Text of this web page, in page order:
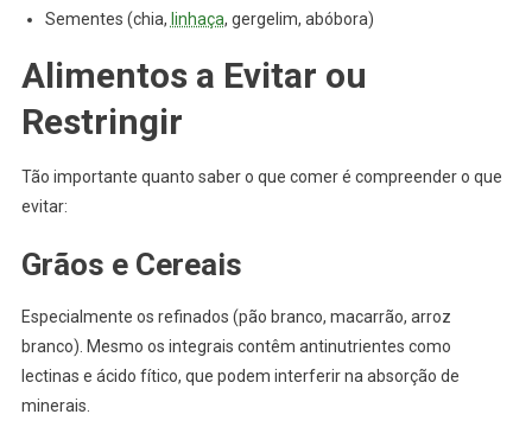
Sementes (chia, linhaça, gergelim, abóbora)
Alimentos a Evitar ou
Restringir
Tão importante quanto saber o que comer é compreender o que
evitar:
Grãos e Cereais
Especialmente os refinados (pão branco, macarrão, arroz
branco). Mesmo os integrais contêm antinutrientes como
lectinas e ácido fítico, que podem interferir na absorção de
minerais.